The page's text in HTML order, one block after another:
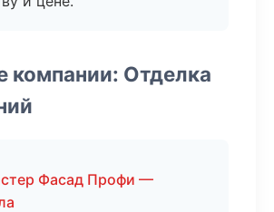
компании: Отделка
Фасад Профи —